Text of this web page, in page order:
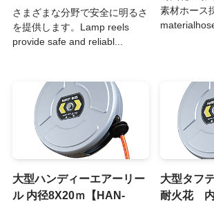
さまざまな分野で安全に明るさ
を提供します。Lamp reels
provide safe and reliabl...
素材ホース
大型ハンディーエアーリー
ル 内径8X20ｍ【HAN-
大型タフ
耐火花